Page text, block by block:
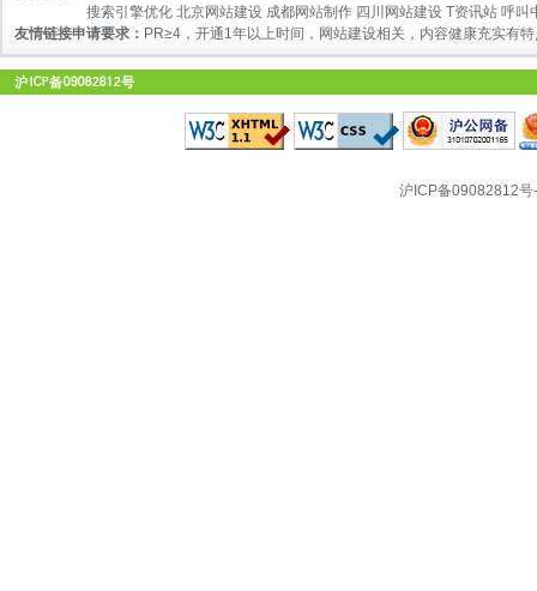
搜索引擎优化 北京网站建设 成都网站制作 四川网站建设 T资讯站 呼
友情链接申请要求： PR≥4，开通1年以上时间，网站建设相关，内容健康充实有
沪ICP备09082812号